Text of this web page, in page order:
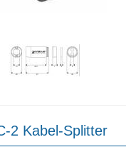
2 Kabel-Splitter